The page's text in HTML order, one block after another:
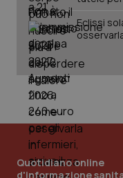
Eclissi
Quotidiano online
d'informazione